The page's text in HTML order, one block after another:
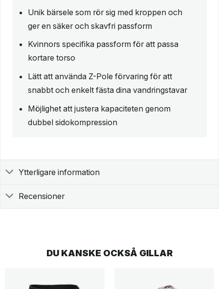
Unik bärsele som rör sig med kroppen och
ger en säker och skavfri passform
Kvinnors specifika passform för att passa
kortare torso
Lätt att använda Z-Pole förvaring för att
snabbt och enkelt fästa dina vandringstavar
Möjlighet att justera kapaciteten genom
dubbel sidokompression
Ytterligare information
Recensioner
DU KANSKE OCKSÅ GILLAR